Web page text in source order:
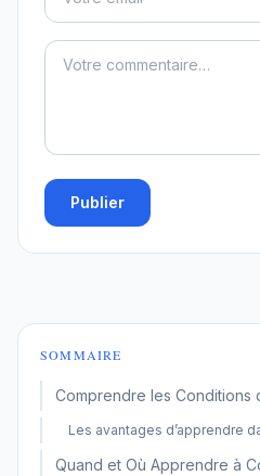
Publier
SOMMAIRE
Comprendre les Conditions
Les avantages d’apprendre
Quand et Où Apprendre à